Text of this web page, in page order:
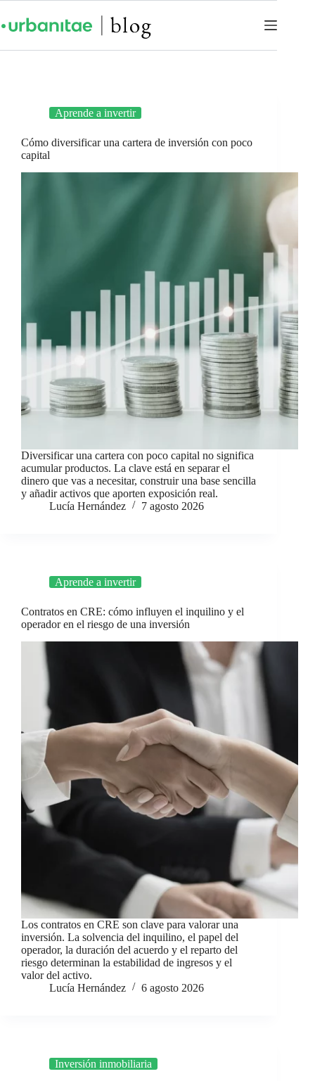
Aprende a invertir
Cómo diversificar una cartera de inversión con poco
capital
Diversificar una cartera con poco capital no significa
acumular productos. La clave está en separar el
dinero que vas a necesitar, construir una base sencilla
y añadir activos que aporten exposición real.
Lucía Hernández
7 agosto 2026
Aprende a invertir
Contratos en CRE: cómo influyen el inquilino y el
operador en el riesgo de una inversión
Los contratos en CRE son clave para valorar una
inversión. La solvencia del inquilino, el papel del
operador, la duración del acuerdo y el reparto del
riesgo determinan la estabilidad de ingresos y el
valor del activo.
Lucía Hernández
6 agosto 2026
Inversión inmobiliaria